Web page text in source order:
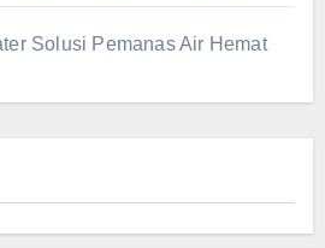
Solusi Pemanas Air Hemat